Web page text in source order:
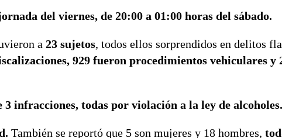
del viernes, de 20:00 a 01:00 horas del sábado.
a 23 sujetos, todos ellos sorprendidos en delitos
929 fueron procedimientos vehiculares y
3 infracciones, todas por violación a la ley de alcoholes.
También se reportó que 5 son mujeres y 18 hombres,